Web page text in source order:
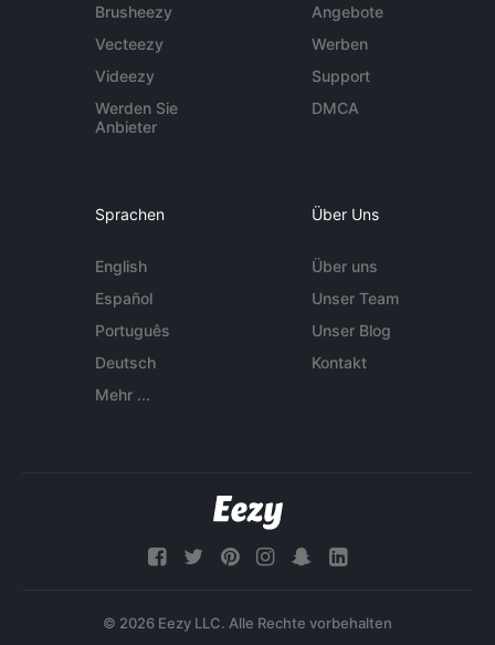
Brusheezy
Vecteezy
Videezy
Werden Sie
Anbieter
Angebote
Werben
Support
DMCA
Sprachen
English
Español
Português
Deutsch
Mehr ...
Über Uns
Über uns
Unser Team
Unser Blog
Kontakt
© 2026 Eezy LLC. Alle Rechte vorbehalten